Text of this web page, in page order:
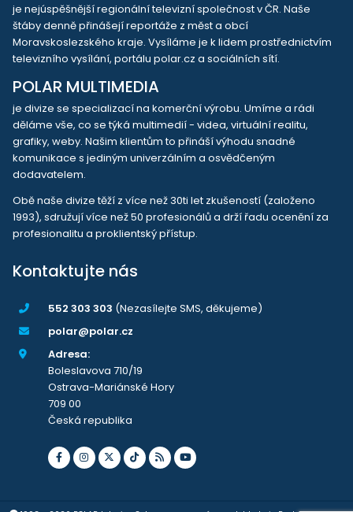
je nejúspěšnější regionální televizní společnost v ČR. Naše
štáby denně přinášejí reportáže z měst a obcí
Moravskoslezského kraje. Vysíláme je k lidem prostřednictvím
televizního vysílání, portálu polar.cz a sociálních sítí.
POLAR MULTIMEDIA
je divize se specializací na komerční výrobu. Umíme a rádi
děláme vše, co se týká multimedií - videa, virtuální realitu,
grafiky, weby. Našim klientům to přináší výhodu snadné
komunikace s jediným univerzálním a osvědčeným
dodavatelem.
Obě naše divize těží z více než 30ti let zkušeností (založeno
1993), sdružují více než 50 profesionálů a drží řadu ocenění za
profesionalitu a proklientský přístup.
Kontaktujte nás
552 303 303 (Nezasílejte SMS, děkujeme)
polar@polar.cz
Adresa:
Boleslavova 710/19
Ostrava-Mariánské Hory
709 00
Česká republika